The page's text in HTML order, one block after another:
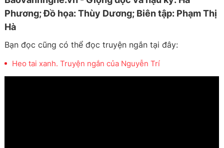
Phương; Đồ họa: Thùy Dương; Biên tập: Phạm Thị
Hà
Bạn đọc cũng có thể đọc truyện ngắn tại đây:
Heo tai xanh. Truyện ngắn của Nguyễn Trí